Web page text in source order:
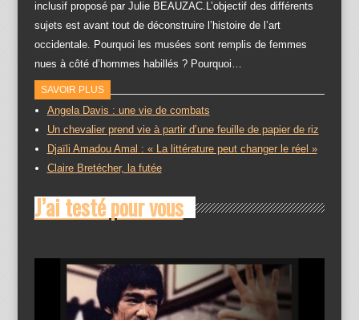
inclusif proposé par Julie BEAUZAC.L’objectif des différents
sujets est avant tout de déconstruire l’histoire de l’art
occidentale. Pourquoi les musées sont remplis de femmes
nues à côté d’hommes habillés ? Pourquoi…
SAVOIR PLUS
Angela Davis : une vie de combats
Un chevalier prend vie à partir d’une feuille de papier de riz
Djaïli Amadou Amal : « La littérature peut changer le réel »
Claire Bretécher, la futée
J’ai testé pour vous